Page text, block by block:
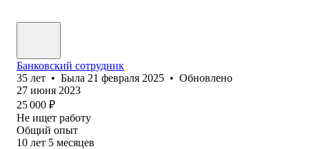
Банковский сотрудник
35 лет • Была 21 февраля 2025 • Обновлено
27 июня 2023
25 000 ₽
Не ищет работу
Общий опыт
10 лет 5 месяцев